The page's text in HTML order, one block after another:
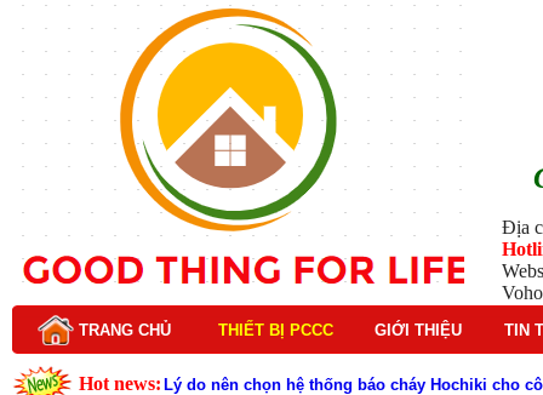
Địa
TRANG CHỦ THIẾT BỊ PCCC GIỚI THIỆU TIN
Hot news: Lý do nên chọn hệ thống báo cháy Hochiki cho